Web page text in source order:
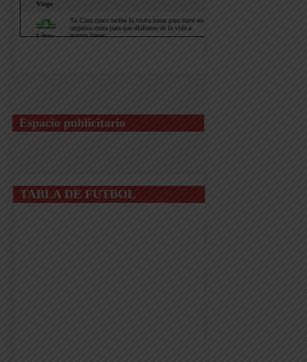
Espacio publicitario
TABLA DE FUTBOL